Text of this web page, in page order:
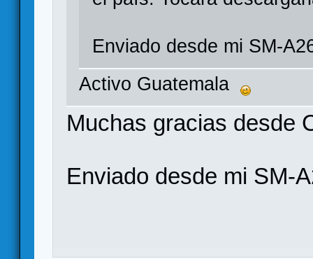
Enviado desde mi SM-
Activo Guatemala
Muchas gracias desde
Enviado desde mi SM-